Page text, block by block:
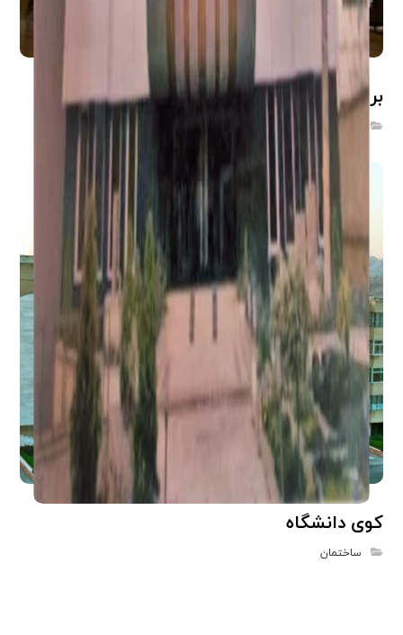
برج ساحل
کوی دانشگاه
ساختمان